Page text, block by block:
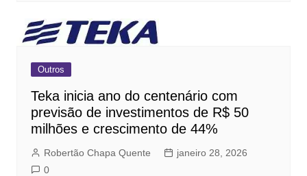
Outros
Teka inicia ano do centenário com
previsão de investimentos de R$ 50
milhões e crescimento de 44%
Robertão Chapa Quente
janeiro 28, 2026
0